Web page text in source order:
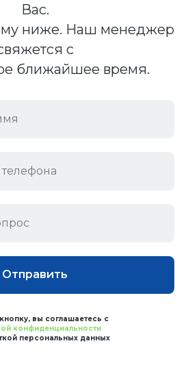
Вас.
ниже. Наш менеджер
с
ближайшее время.
Отправить
вы соглашаетесь с
конфиденциальности
персональных данных